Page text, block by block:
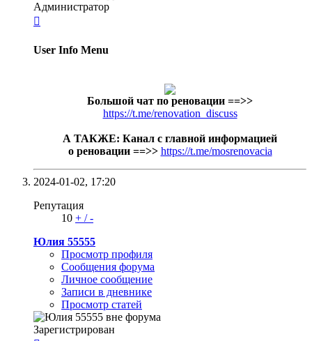
Администратор

User Info Menu
Большой чат по реновации ==>>
https://t.me/renovation_discuss
А ТАКЖЕ: Канал с главной информацией
о реновации ==>> https://t.me/mosrenovacia
2024-01-02, 17:20
Репутация
10 + /-
Юлия 55555
Просмотр профиля
Сообщения форума
Личное сообщение
Записи в дневнике
Просмотр статей
Зарегистрирован